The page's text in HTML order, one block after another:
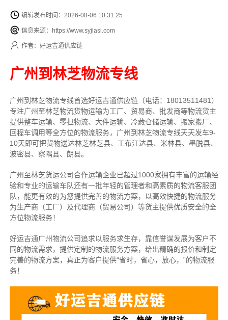
编辑发布时间：2026-08-06 10:31:25
信息来源：https://www.syjiasi.com
作者：好运吉通供应链
广州到林芝物流专线
广州到林芝物流专线首选好运吉通供应链（电话：18013511481）
专注广州至林芝物流货物运输为工厂、贸易商、批发商等物流货主
提供整车运输、零担物流、大件运输、冷藏仓储运输、搬家搬厂、
回程车调用等全方位的物流服务，广州到林芝物流专线天天发车9-
10天即可把货物送达林芝林芝县、工布江达县、米林县、墨脱县、
波密县、察隅县、朗县。
广州至林芝货运公司合作运输企业已超过1000家拥有丰富的运输经
验和专业的运输车队还有一批年轻的管理者和高素质的物流客服团
队，能更有效的为您提供完善的物流方案，以高效快捷的物流服务
为生产商（工厂）及代理商（贸易公司）等货主提供优质安全的全
方位物流服务！
好运吉通广州物流公司追求以服务求生存，靠信誉谋发展为客户不
同的物流需求，提供定制的物流服务方案，给出精确的报价和制定
完善的物流方案，真正为客户提供“省时，省心，放心，”的物流服
务！